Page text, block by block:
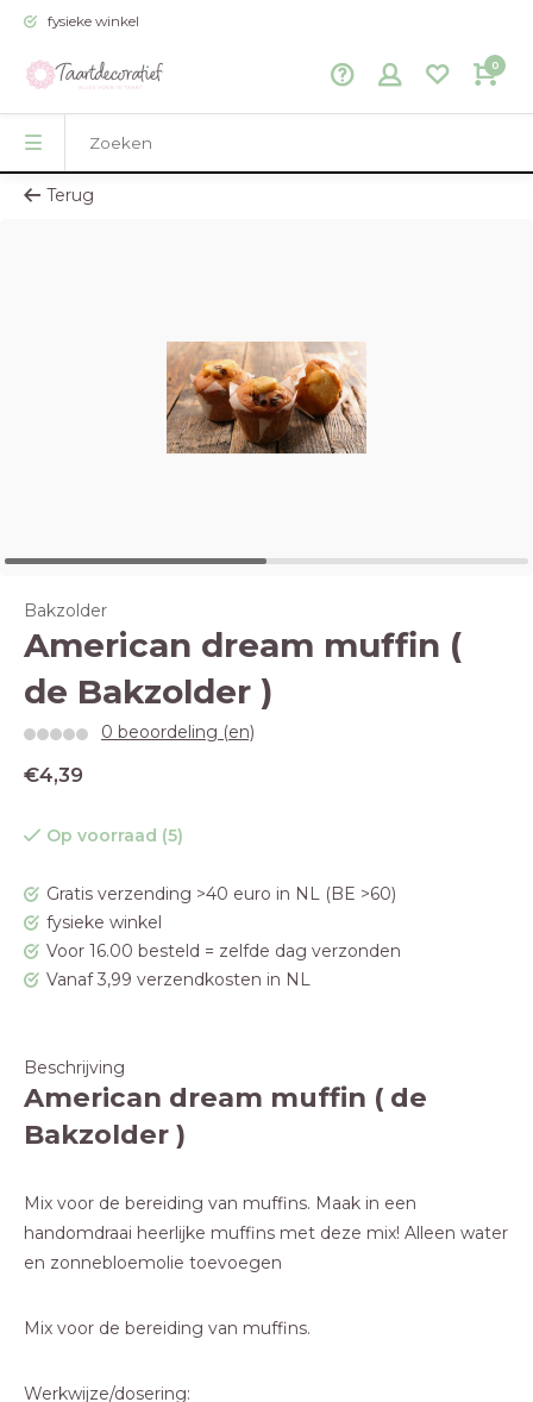
fysieke winkel
0
Terug
Bakzolder
American dream muffin (
de Bakzolder )
0 beoordeling (en)
€4,39
Op voorraad (5)
Gratis verzending >40 euro in NL (BE >60)
fysieke winkel
Voor 16.00 besteld = zelfde dag verzonden
Vanaf 3,99 verzendkosten in NL
Beschrijving
American dream muffin ( de
Bakzolder )
Mix voor de bereiding van muffins. Maak in een
handomdraai heerlijke muffins met deze mix! Alleen water
en zonnebloemolie toevoegen
Mix voor de bereiding van muffins.
Werkwijze/dosering: